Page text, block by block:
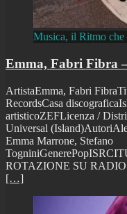
Musica, il Ritmo che
Emma, Fabri Fibra
ArtistaEmma, Fabri
RecordsCasa
artisticoZEFLicenza /
Universal
Emma Marrone, Stefano
ROTAZIONE SU RADIO
[…]